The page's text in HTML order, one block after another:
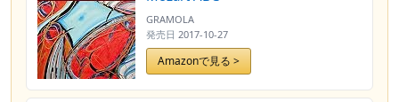
GRAMOLA
発売日 2017-10-27
Amazonで見る >